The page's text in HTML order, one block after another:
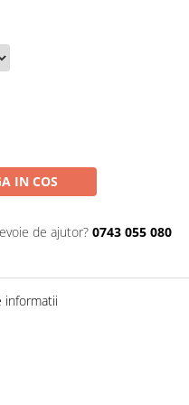
IN COS
de ajutor? 0743 055 080
informatii